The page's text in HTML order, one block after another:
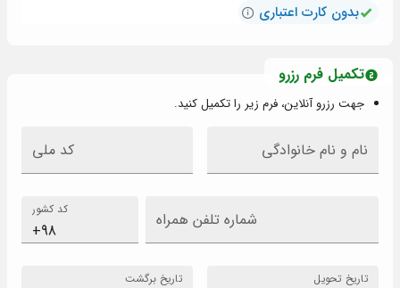
بدون کارت اعتباری
تکمیل فرم رزرو
جهت رزرو آنلاین، فرم زیر را تکمیل کنید.
نام و نام خانوادگی کد ملی
کد کشور شماره تلفن همراه
تاریخ تحویل تاریخ برگشت